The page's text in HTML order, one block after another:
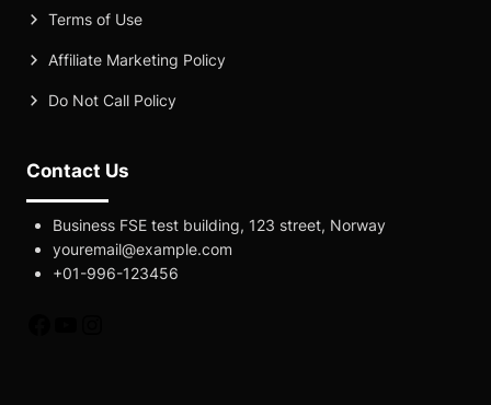
Terms of Use
Affiliate Marketing Policy
Do Not Call Policy
Contact Us
Business FSE test building, 123 street, Norway
youremail@example.com
+01-996-123456